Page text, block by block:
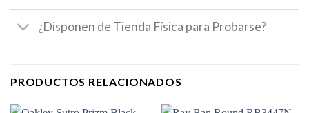
¿Disponen de Tienda Física para Probarse?
PRODUCTOS RELACIONADOS